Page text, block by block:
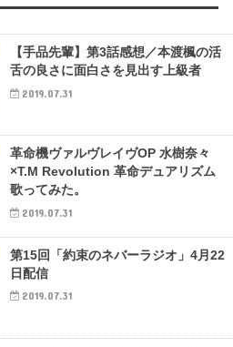
【手品先輩】第3話感想／本渡楓の活
舌の良さに面白さを見出す上級者
2019.07.31
革命機ヴァルヴレイヴOP 水樹奈々
×T.M Revolution 革命デュアリズム
歌ってみた。
2019.07.31
第15回「約束のネバーラジオ」4月22
日配信
2019.07.31